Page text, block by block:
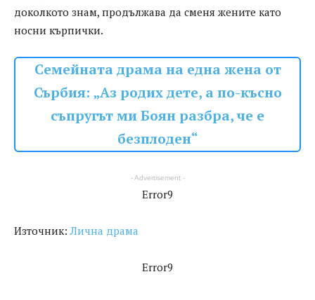
доколкото знам, продължава да сменя жените като
носни кърпички.
Семейната драма на една жена от
Сърбия: „Аз родих дете, а по-късно
съпругът ми Боян разбра, че е
безплоден“
- Advertisement -
Error9
Източник:Лична драма
Error9